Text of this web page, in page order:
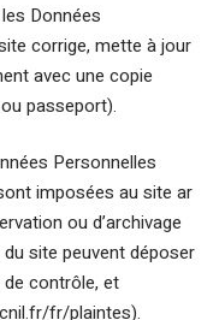
Données
corrige, mette à jour
avec une copie
passeport).
Personnelles
imposées au site ar
ou d’archivage
site peuvent déposer
contrôle, et
fr/plaintes).